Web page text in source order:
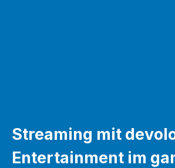
Streaming mit
Entertainment im